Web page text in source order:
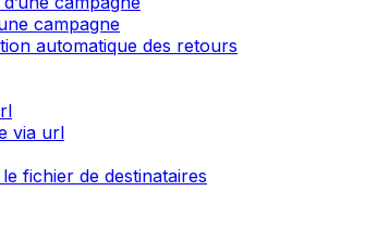
campagne
automatique des retours
via url
fichier de destinataires